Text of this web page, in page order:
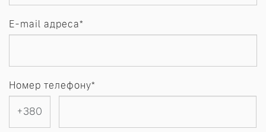
E-mail адреса*
Номер телефону*